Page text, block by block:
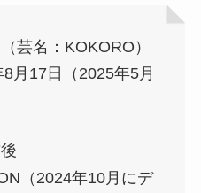
芸名：KOKORO）
8月17日（2025年5月
（2024年10月にデ